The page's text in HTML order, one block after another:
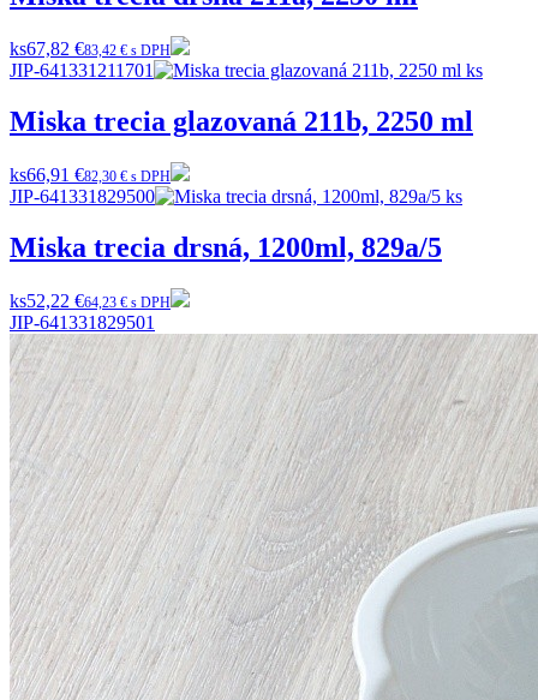
ks67,82 €83,42 € s DPH
JIP-641331211701
Miska trecia glazovaná 211b, 2250 ml
ks66,91 €82,30 € s DPH
JIP-641331829500
Miska trecia drsná, 1200ml, 829a/5
ks52,22 €64,23 € s DPH
JIP-641331829501